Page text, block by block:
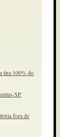
tira 100% do
SP
fora de